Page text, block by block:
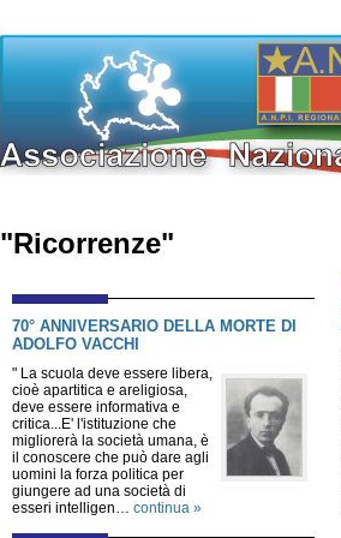
"Ricorrenze"
70° ANNIVERSARIO DELLA MORTE DI
ADOLFO VACCHI
" La scuola deve essere libera,
cioè apartitica e areligiosa,
deve essere informativa e
critica...E' l'istituzione che
migliorerà la società umana, è
il conoscere che può dare agli
uomini la forza politica per
giungere ad una società di
esseri intelligen… continua »